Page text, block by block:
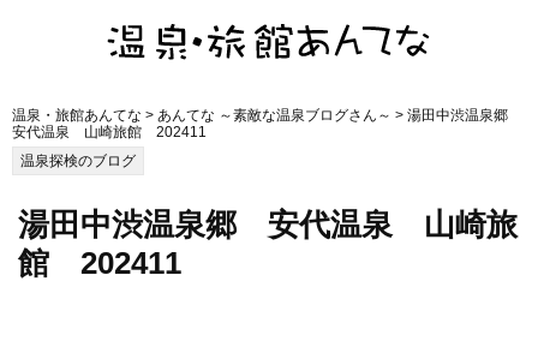
温泉・旅館あんてな > あんてな ～素敵な温泉ブログさん～ > 湯田中渋温泉郷
安代温泉 山崎旅館 202411
温泉探検のブログ
湯田中渋温泉郷 安代温泉 山崎旅
館 202411